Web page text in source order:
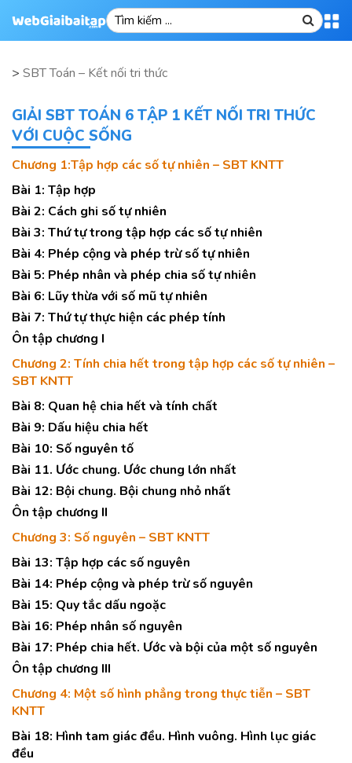
> SBT Toán – Kết nối tri thức
GIẢI SBT TOÁN 6 TẬP 1 KẾT NỐI TRI THỨC
VỚI CUỘC SỐNG
Chương 1:Tập hợp các số tự nhiên – SBT KNTT
Bài 1: Tập hợp
Bài 2: Cách ghi số tự nhiên
Bài 3: Thứ tự trong tập hợp các số tự nhiên
Bài 4: Phép cộng và phép trừ số tự nhiên
Bài 5: Phép nhân và phép chia số tự nhiên
Bài 6: Lũy thừa với số mũ tự nhiên
Bài 7: Thứ tự thực hiện các phép tính
Ôn tập chương I
Chương 2: Tính chia hết trong tập hợp các số tự nhiên –
SBT KNTT
Bài 8: Quan hệ chia hết và tính chất
Bài 9: Dấu hiệu chia hết
Bài 10: Số nguyên tố
Bài 11. Ước chung. Ước chung lớn nhất
Bài 12: Bội chung. Bội chung nhỏ nhất
Ôn tập chương II
Chương 3: Số nguyên – SBT KNTT
Bài 13: Tập hợp các số nguyên
Bài 14: Phép cộng và phép trừ số nguyên
Bài 15: Quy tắc dấu ngoặc
Bài 16: Phép nhân số nguyên
Bài 17: Phép chia hết. Ước và bội của một số nguyên
Ôn tập chương III
Chương 4: Một số hình phẳng trong thực tiễn – SBT
KNTT
Bài 18: Hình tam giác đều. Hình vuông. Hình lục giác
đều